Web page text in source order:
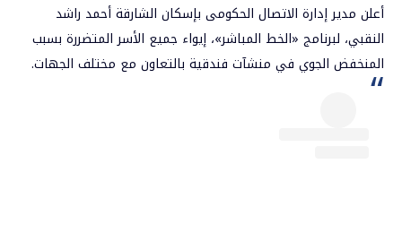
أعلن مدير إدارة الاتصال الحكومى بإسكان الشارقةأحمد راشد
النقبي، لبرنامج «الخط المباشر»، إيواء جميع الأسر المتضررة بسبب
المنخفض الجوي في منشآت فندقية بالتعاون مع مختلف الجهات.